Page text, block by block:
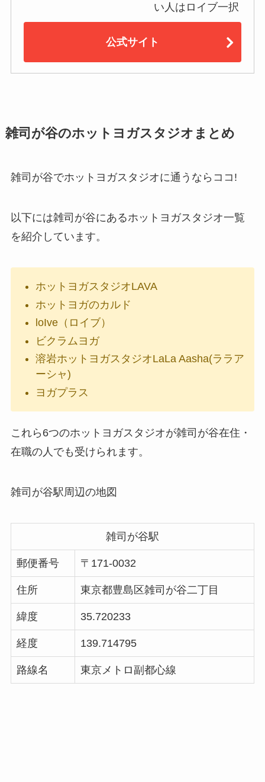
い人はロイブ一択
公式サイト
雑司が谷のホットヨガスタジオまとめ
雑司が谷でホットヨガスタジオに通うならココ!
以下には雑司が谷にあるホットヨガスタジオ一覧
を紹介しています。
ホットヨガスタジオLAVA
ホットヨガのカルド
loIve（ロイブ）
ビクラムヨガ
溶岩ホットヨガスタジオLaLa Aasha(ララア
ーシャ)
ヨガプラス
これら6つのホットヨガスタジオが雑司が谷在住・
在職の人でも受けられます。
雑司が谷駅周辺の地図
雑司が谷駅
郵便番号 〒171-0032
住所 東京都豊島区雑司が谷二丁目
緯度 35.720233
経度 139.714795
路線名 東京メトロ副都心線